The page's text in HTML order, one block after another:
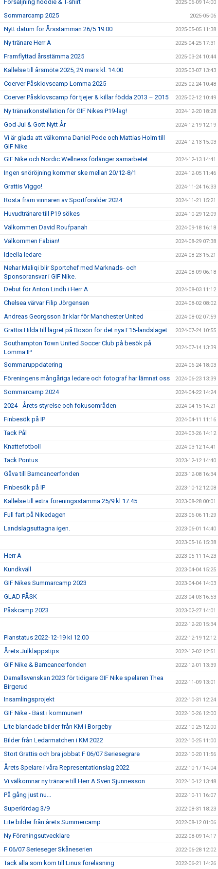
Försäljning hoodie & T-shirt 2025-06-09 14:00
Sommarcamp 2025 2025-05-06
Nytt datum för Årsstämman 26/5 19.00 2025-05-05 11:38
Ny tränare Herr A 2025-04-25 17:31
Framflyttad årsstämma 2025 2025-03-24 10:44
Kallelse till årsmöte 2025, 29 mars kl. 14.00 2025-03-07 13:43
Coerver Påsklovscamp Lomma 2025 2025-02-24 10:48
Coerver Påsklovscamp för tjejer & killar födda 2013 – 2015 2025-02-12 10:49
Ny tränarkonstellation för GIF Nikes P19-lag! 2024-12-20 18:28
God Jul & Gott Nytt År 2024-12-19 12:19
Vi är glada att välkomna Daniel Pode och Mattias Holm till
GIF Nike
2024-12-13 15:03
GIF Nike och Nordic Wellness förlänger samarbetet 2024-12-13 14:41
Ingen snöröjning kommer ske mellan 20/12-8/1 2024-12-05 11:46
Grattis Viggo! 2024-11-24 16:33
Rösta fram vinnaren av Sportförälder 2024 2024-11-21 15:21
Huvudtränare till P19 sökes 2024-10-29 12:09
Välkommen David Roufpanah 2024-09-18 16:18
Välkommen Fabian! 2024-08-29 07:38
Ideella ledare 2024-08-23 15:21
Nehar Maliqi blir Sportchef med Marknads- och
Sponsoransvar i GIF Nike.
2024-08-09 06:18
Debut för Anton Lindh i Herr A 2024-08-03 11:12
Chelsea värvar Filip Jörgensen 2024-08-02 08:02
Andreas Georgsson är klar för Manchester United 2024-08-02 07:59
Grattis Hilda till lägret på Bosön för det nya F15-landslaget 2024-07-24 10:55
Southampton Town United Soccer Club på besök på
Lomma IP
2024-07-14 13:39
Sommaruppdatering 2024-06-24 18:03
Föreningens mångåriga ledare och fotograf har lämnat oss 2024-06-23 13:39
Sommarcamp 2024 2024-04-22 14:24
2024 - Årets styrelse och fokusområden 2024-04-15 14:21
Finbesök på IP 2024-04-11 11:16
Tack Pål 2024-03-26 14:12
Knattefotboll 2024-03-12 14:41
Tack Pontus 2023-12-12 14:40
Gåva till Barncancerfonden 2023-12-08 16:34
Finbesök på IP 2023-10-12 12:08
Kallelse till extra föreningsstämma 25/9 kl 17.45 2023-08-28 00:01
Full fart på Nikedagen 2023-06-06 11:29
Landslagsuttagna igen. 2023-06-01 14:40
2023-05-16 15:38
Herr A 2023-05-11 14:23
Kundkväll 2023-04-04 15:25
GIF Nikes Summarcamp 2023 2023-04-04 14:03
GLAD PÅSK 2023-04-03 16:53
Påskcamp 2023 2023-02-27 14:01
2022-12-20 15:34
Planstatus 2022-12-19 kl 12.00 2022-12-19 12:12
Årets Julklappstips 2022-12-02 12:51
GIF Nike & Barncancerfonden 2022-12-01 13:39
Damallsvenskan 2023 för tidigare GIF Nike spelaren Thea
Birgerud
2022-11-09 13:01
Insamlingsprojekt 2022-10-31 12:24
GIF Nike - Bäst i kommunen! 2022-10-26 12:00
Lite blandade bilder från KM i Borgeby 2022-10-25 12:00
Bilder från Ledarmatchen i KM 2022 2022-10-25 11:00
Stort Grattis och bra jobbat F 06/07 Seriesegrare 2022-10-20 11:56
Årets Spelare i våra Representationslag 2022 2022-10-17 14:04
Vi välkomnar ny tränare till Herr A Sven Sjunnesson 2022-10-12 13:48
På gång just nu... 2022-10-11 16:07
Superlördag 3/9 2022-08-31 18:23
Lite bilder från årets Summercamp 2022-08-12 01:06
Ny Föreningsutvecklare 2022-08-09 14:17
F 06/07 Serieseger Skåneserien 2022-06-28 12:02
Tack alla som kom till Linus föreläsning 2022-06-21 14:26